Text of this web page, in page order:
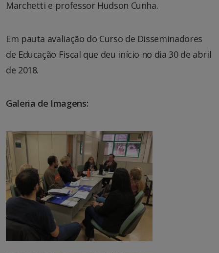
Marchetti e professor Hudson Cunha.
Em pauta avaliação do Curso de Disseminadores
de Educação Fiscal que deu início no dia 30 de abril
de 2018.
Galeria de Imagens: